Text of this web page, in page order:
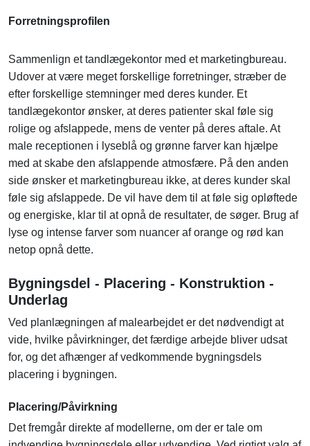
Forretningsprofilen
Sammenlign et tandlægekontor med et marketingbureau.
Udover at være meget forskellige forretninger, stræber de
efter forskellige stemninger med deres kunder. Et
tandlægekontor ønsker, at deres patienter skal føle sig
rolige og afslappede, mens de venter på deres aftale. At
male receptionen i lyseblå og grønne farver kan hjælpe
med at skabe den afslappende atmosfære. På den anden
side ønsker et marketingbureau ikke, at deres kunder skal
føle sig afslappede. De vil have dem til at føle sig opløftede
og energiske, klar til at opnå de resultater, de søger. Brug af
lyse og intense farver som nuancer af orange og rød kan
netop opnå dette.
Bygningsdel - Placering - Konstruktion -
Underlag
Ved planlægningen af malearbejdet er det nødvendigt at
vide, hvilke påvirkninger, det færdige arbejde bliver udsat
for, og det afhænger af vedkommende bygningsdels
placering i bygningen.
Placering/Påvirkning
Det fremgår direkte af modellerne, om der er tale om